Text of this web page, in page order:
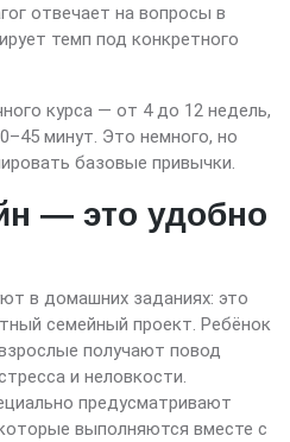
отвечает на вопросы в
темп под конкретного
курса — от 4 до 12 недель,
минут. Это немного, но
базовые привычки.
— это удобно
в домашних заданиях: это
семейный проект. Ребёнок
получают повод
и неловкости.
предусматривают
выполняются вместе с